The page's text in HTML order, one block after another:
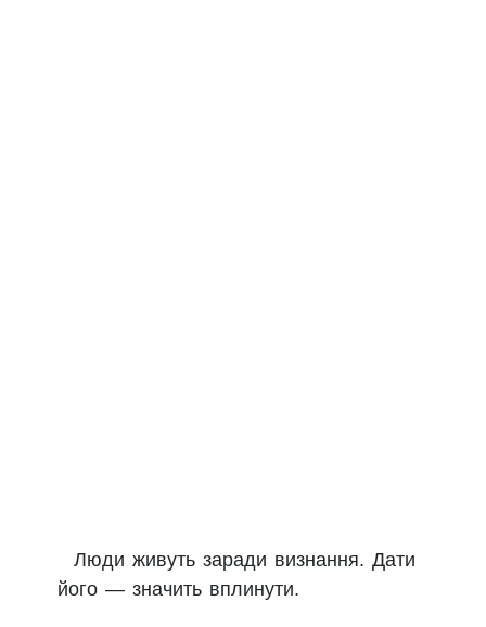
Люди живуть заради визнання. Дати
його — значить вплинути.